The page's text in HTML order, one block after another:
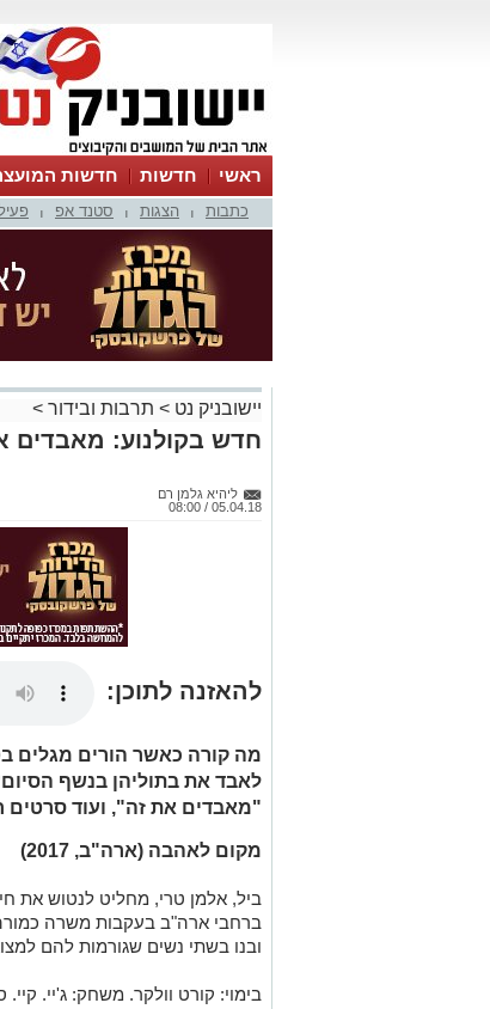
ראשי חדשות חדשות
אינדקס עסקים
לוח טיפים כתבות הצגות סטנד אפ
יישובניק נט > תרבות ובידור >
חדש בקולנוע: מאבדים
ליהיא גלמן רם
05.04.18 / 08:00
להאזנה לתוכן:
מה קורה כאשר הורים מגלים
לאבד את בתוליהן בנשף
"מאבדים את זה", ועוד
מקום לאהבה (ארה"ב, 2017)
ביל, אלמן טרי, מחליט לנטוש את
ברחבי ארה"ב בעקבות משרה
ובנו בשתי נשים שגורמות להם
בימוי: קורט וולקר. משחק: ג'יי. קיי.